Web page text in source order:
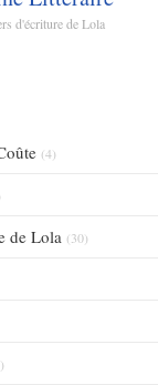
d'écriture de Lola
(4)
de Lola (30)